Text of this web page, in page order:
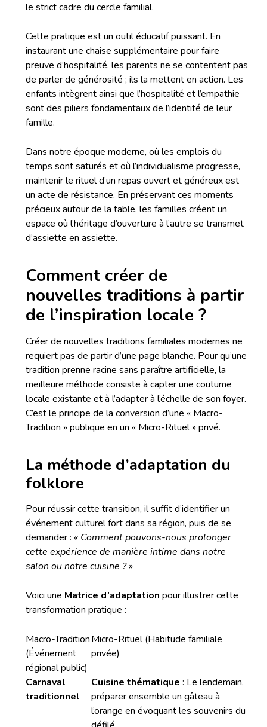
le strict cadre du cercle familial.
Cette pratique est un outil éducatif puissant. En
instaurant une chaise supplémentaire pour faire
preuve d’hospitalité, les parents ne se contentent pas
de parler de générosité ; ils la mettent en action. Les
enfants intègrent ainsi que l’hospitalité et l’empathie
sont des piliers fondamentaux de l’identité de leur
famille.
Dans notre époque moderne, où les emplois du
temps sont saturés et où l’individualisme progresse,
maintenir le rituel d’un repas ouvert et généreux est
un acte de résistance. En préservant ces moments
précieux autour de la table, les familles créent un
espace où l’héritage d’ouverture à l’autre se transmet
d’assiette en assiette.
Comment créer de
nouvelles traditions à partir
de l’inspiration locale ?
Créer de nouvelles traditions familiales modernes ne
requiert pas de partir d’une page blanche. Pour qu’une
tradition prenne racine sans paraître artificielle, la
meilleure méthode consiste à capter une coutume
locale existante et à l’adapter à l’échelle de son foyer.
C’est le principe de la conversion d’une « Macro-
Tradition » publique en un « Micro-Rituel » privé.
La méthode d’adaptation du
folklore
Pour réussir cette transition, il suffit d’identifier un
événement culturel fort dans sa région, puis de se
demander : « Comment pouvons-nous prolonger
cette expérience de manière intime dans notre
salon ou notre cuisine ? »
Voici une Matrice d’adaptation pour illustrer cette
transformation pratique :
Macro-Tradition
(Événement
régional public)
Micro-Rituel (Habitude familiale
privée)
Carnaval
traditionnel
Cuisine thématique : Le lendemain,
préparer ensemble un gâteau à
l’orange en évoquant les souvenirs du